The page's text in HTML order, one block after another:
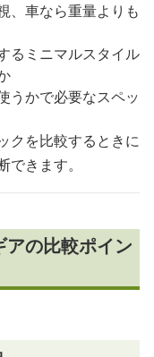
、車なら重量よりも
るミニマルスタイル
うかで必要なスペッ
クを比較するときに
できます。
の比較ポイン